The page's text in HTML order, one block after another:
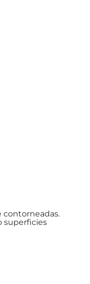
contorneadas.
superficies